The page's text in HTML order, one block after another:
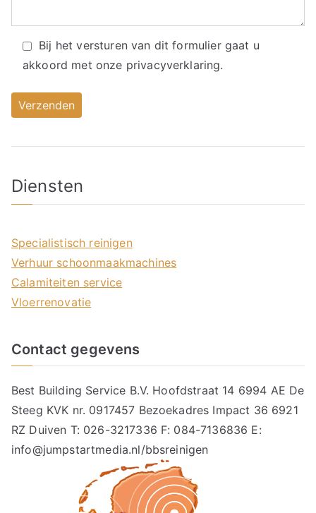
Bij het versturen van dit formulier gaat u
akkoord met onze privacyverklaring.
Diensten
Specialistisch reinigen
Verhuur schoonmaakmachines
Calamiteiten service
Vloerrenovatie
Contact gegevens
Best Building Service B.V. Hoofdstraat 14 6994 AE De
Steeg KVK nr. 0917457 Bezoekadres Impact 36 6921
RZ Duiven T: 026-3217336 F: 084-7136836 E:
info@jumpstartmedia.nl/bbsreinigen